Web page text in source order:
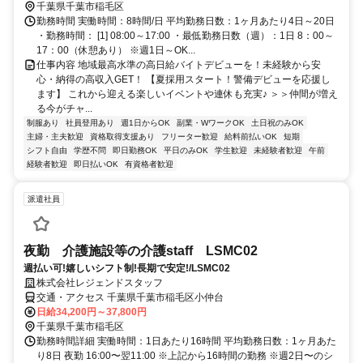
千葉県千葉市稲毛区
勤務時間 実働時間：8時間/日 平均勤務日数：1ヶ月あたり4日～20日
・勤務時間： [1] 08:00～17:00 ・最低勤務日数（週）：1日 8：00～
17：00（休憩あり） ※週1日～OK...
仕事内容 地域最高水準の高日給バイトデビューを！未経験から安
心・納得の高収入GET！ 【夏採用スタート！警備デビューを応援し
ます】 これから迎える楽しいイベントや連休も充実♪ ＞＞仲間が増え
る今がチャ...
制服あり 社員登用あり 週1日からOK 副業・WワークOK
土日祝のみOK
主婦・主夫歓迎
資格取得支援あり フリーター歓迎 給料前払いOK
短期
シフト自由
学歴不問 即日勤務OK 平日のみOK 学生歓迎 未経験者歓迎
午前
経験者歓迎
即日払いOK 有資格者歓迎
派遣社員
夜勤 介護施設等の介護staff LSMC02
週払い可!嬉しいシフト制!長期で安定!/LSMC02
株式会社レジェンドスタッフ
交通・アクセス 千葉県千葉市稲毛区小仲台
日給34,200円～37,800円
千葉県千葉市稲毛区
勤務時間詳細 実働時間：1日あたり16時間 平均勤務日数：1ヶ月あた
り8日 夜勤 16:00〜翌11:00 ※上記から16時間の勤務 ※週2日〜のシ